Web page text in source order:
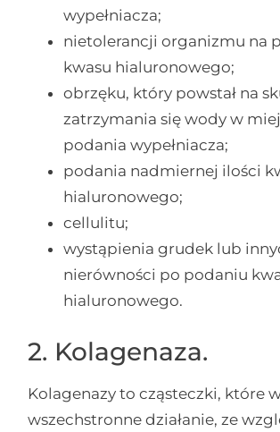
wypełniacza;
nietolerancji organizmu na
kwasu hialuronowego;
obrzęku, który powstał na
zatrzymania się wody w
podania wypełniacza;
podania nadmiernej ilości
hialuronowego;
cellulitu;
wystąpienia grudek lub
nierówności po podaniu
hialuronowego.
2. Kolagenaza.
Kolagenazy to cząsteczki, które
wszechstronne działanie, ze